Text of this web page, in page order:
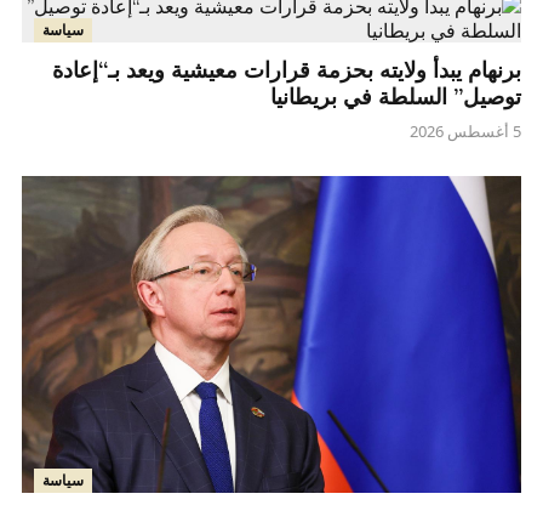
سياسة
برنهام يبدأ ولايته بحزمة قرارات معيشية ويعد بـ“إعادة
توصيل” السلطة في بريطانيا
5 أغسطس 2026
سياسة